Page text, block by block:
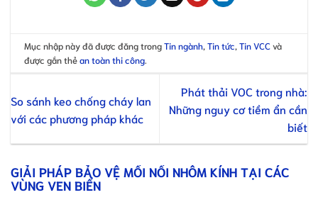
Mục nhập này đã được đăng trongTin ngành,Tin tức,Tin VCCvà
được gắn thẻan toàn thi công.
So sánh keo chống cháy lan
với các phương pháp khác
Phát thải VOC trong nhà:
Những nguy cơ tiềm ẩn cần
biết
GIẢI PHÁP BẢO VỆ MỐI NỐI NHÔM KÍNH TẠI CÁC
VÙNG VEN BIỂN